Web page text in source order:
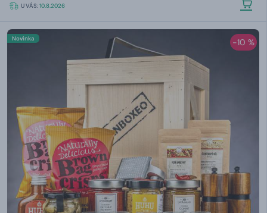
U VÁS:10.8.2026
-10 %
Novinka